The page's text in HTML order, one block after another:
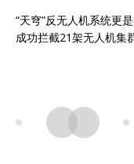
“天穹”反无人机系统更
成功拦截21架无人机集